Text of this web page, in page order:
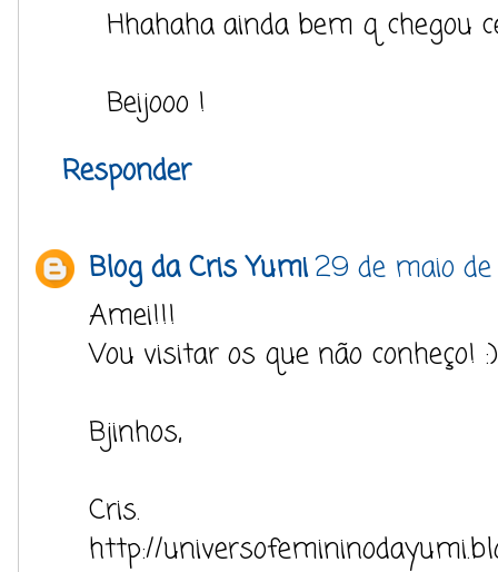
Hhahaha ainda bem q chegou
Beijooo !
Responder
Blog da Cris Yumi29 de maio de
Amei!!!
Vou visitar os que não conheço! :)
Bjinhos,
Cris.
http://